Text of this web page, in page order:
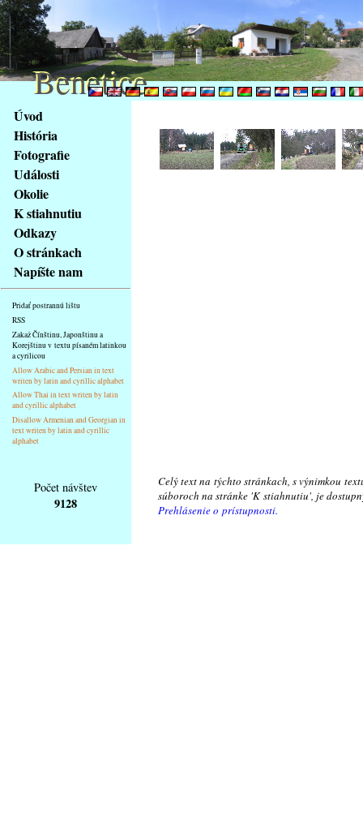
obsah
stránky
Klávesové
zkratky
tomto
webu
základní
Hlavní
strana
Úvod
História
Fotografie
Události
Okolie
K stiahnutiu
Odkazy
O stránkach
Napíšte nam
Pridať postrannú lištu
RSS
Zakaž Čínštinu, Japonštinu a
Korejštinu v textu písaném latinkou
a cyrilicou
Allow Arabic and Persian in text
writen by latin and cyrillic alphabet
Allow Thai in text writen by latin
and cyrillic alphabet
Disallow Armenian and Georgian in
text writen by latin and cyrillic
alphabet
Počet návštev
9128
Celý text na týchto stránkach, s výnimkou
súboroch na stránke 'K stiahnutiu', je
Prehlásenie o prístupnosti.
Benetice
Benetice